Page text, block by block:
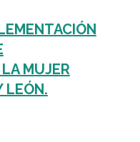
MUJER
LEÓN.